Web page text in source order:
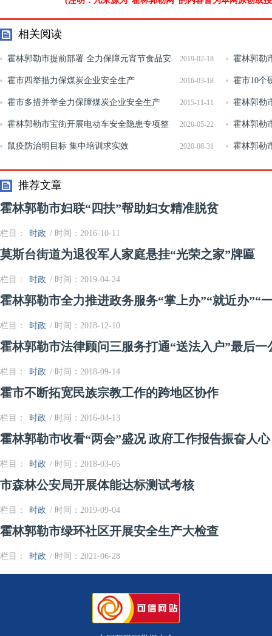
相关阅读
2019-02-18
霍林郭勒市提前部署 全力保障元宵节食品安
全
霍林郭勒
务
2016-03-18
霍市四举措力保煤炭企业安全生产 霍市10个
2015-11-11
霍市多措并举全力保障煤炭企业安全生产 霍林郭勒
化政治生态
2020-05-22
霍林郭勒市宝街开展电动车安全隐患专项整
治工作
霍林郭勒
新六十栋社
2020-08-31
鼠疫防治明目标 集中培训求实效 霍林郭勒
大会上喜获
推荐文章
霍林郭勒市妇联“四扶”帮助妇女精准脱贫
栏目： 时政 / 时间：2016-10-11
莫斯台街道为退役军人家庭悬挂“光荣之家”牌匾
栏目： 时政 / 时间：2019-04-24
霍林郭勒市全力推进政务服务“掌上办”“就近办”“
栏目： 时政 / 时间：2018-12-10
霍林郭勒市法律顾问三服务打通“送法入户”最后一
栏目： 时政 / 时间：2018-09-14
霍市不断拓宽民族宗教工作的跨地区协作
栏目： 时政 / 时间：2016-04-13
霍林郭勒市收看“两会”盛况 政府工作报告振奋人心
栏目： 时政 / 时间：2018-03-05
市森林公安局开展体能达标测试考核
栏目： 时政 / 时间：2019-09-04
霍林郭勒市绿环社区开展安全生产大检查
栏目： 时政 / 时间：2021-06-28